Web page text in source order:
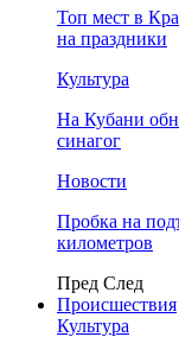
Топ мест в
на праздники
Культура
На Кубани
синагог
Новости
Пробка на
километров
Пред След
Происшествия
Культура